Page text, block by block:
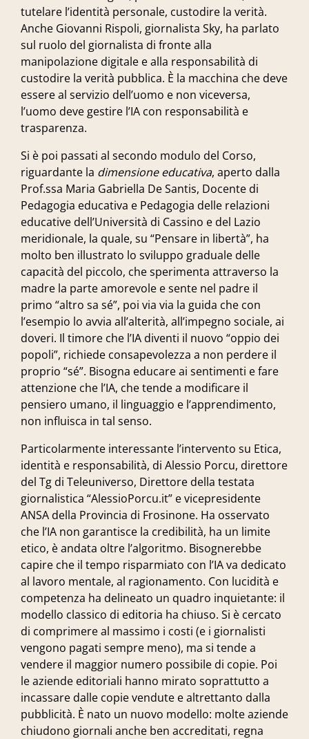
tutelare l’identità personale, custodire la verità.
Anche Giovanni Rispoli, giornalista Sky, ha parlato
sul ruolo del giornalista di fronte alla
manipolazione digitale e alla responsabilità di
custodire la verità pubblica. È la macchina che deve
essere al servizio dell’uomo e non viceversa,
l’uomo deve gestire l’IA con responsabilità e
trasparenza.
Si è poi passati al secondo modulo del Corso,
riguardante la dimensione educativa, aperto dalla
Prof.ssa Maria Gabriella De Santis, Docente di
Pedagogia educativa e Pedagogia delle relazioni
educative dell’Università di Cassino e del Lazio
meridionale, la quale, su “Pensare in libertà”, ha
molto ben illustrato lo sviluppo graduale delle
capacità del piccolo, che sperimenta attraverso la
madre la parte amorevole e sente nel padre il
primo “altro sa sé”, poi via via la guida che con
l’esempio lo avvia all’alterità, all’impegno sociale, ai
doveri. Il timore che l’IA diventi il nuovo “oppio dei
popoli”, richiede consapevolezza a non perdere il
proprio “sé”. Bisogna educare ai sentimenti e fare
attenzione che l’IA, che tende a modificare il
pensiero umano, il linguaggio e l’apprendimento,
non influisca in tal senso.
Particolarmente interessante l’intervento su Etica,
identità e responsabilità, di Alessio Porcu, direttore
del Tg di Teleuniverso, Direttore della testata
giornalistica “AlessioPorcu.it” e vicepresidente
ANSA della Provincia di Frosinone. Ha osservato
che l’IA non garantisce la credibilità, ha un limite
etico, è andata oltre l’algoritmo. Bisognerebbe
capire che il tempo risparmiato con l’IA va dedicato
al lavoro mentale, al ragionamento. Con lucidità e
competenza ha delineato un quadro inquietante: il
modello classico di editoria ha chiuso. Si è cercato
di comprimere al massimo i costi (e i giornalisti
vengono pagati sempre meno), ma si tende a
vendere il maggior numero possibile di copie. Poi
le aziende editoriali hanno mirato soprattutto a
incassare dalle copie vendute e altrettanto dalla
pubblicità. È nato un nuovo modello: molte aziende
chiudono giornali anche ben accreditati, regna